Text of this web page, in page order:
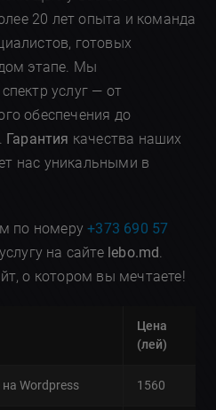
20 лет опыта и команда
готовых
этапе. Мы
услуг — от
обеспечения до
Гарантия качества наших
нас уникальными в
по номеру+373 690 57
на сайте lebo.md.
о котором вы мечтаете!
Цена
(лей)
на Wordpress 1560